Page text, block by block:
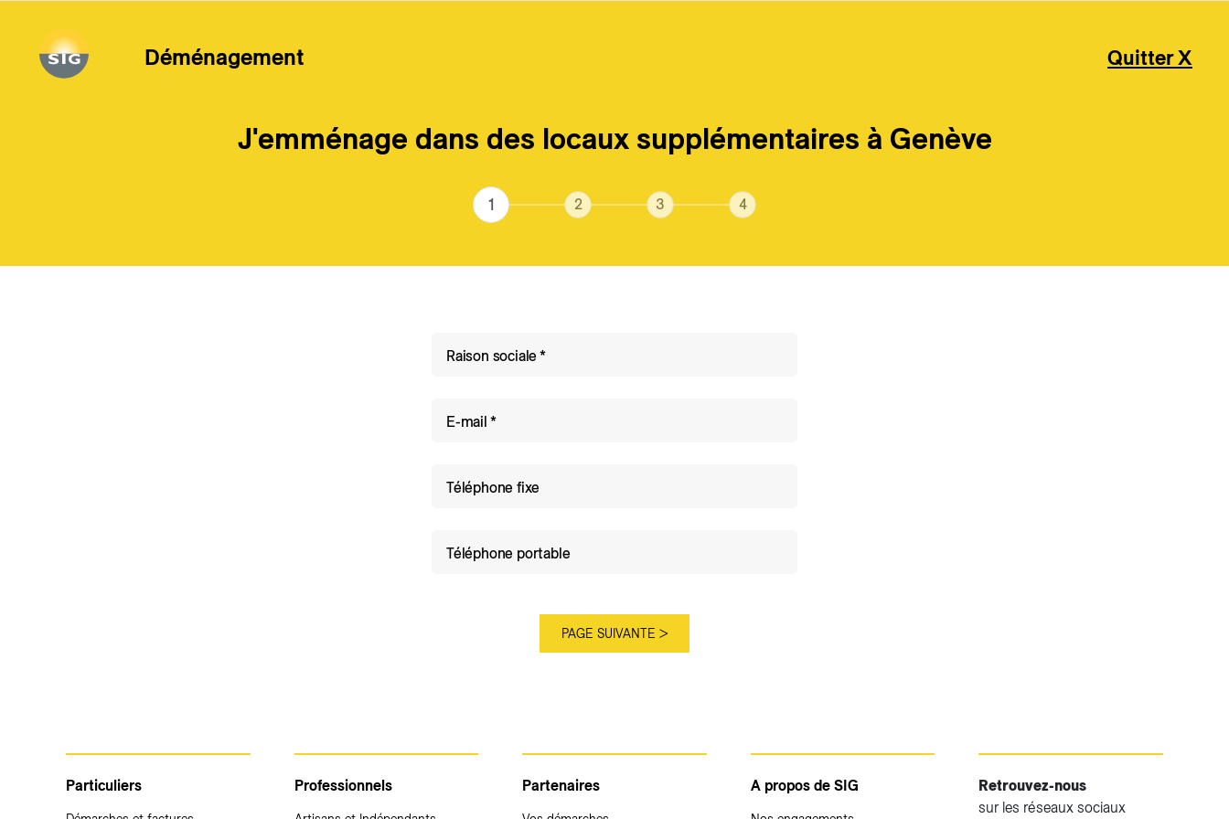
Déménagement Quitter X
J'emménage dans des locaux supplémentaires à Genève
Actuel
Coordonnées Emménagement Facturation
Raison sociale
E-mail
Téléphone fixe
Téléphone portable
Particuliers Professionnels Partenaires A propos de SIG
Retrouvez-nous
sur les réseaux sociaux